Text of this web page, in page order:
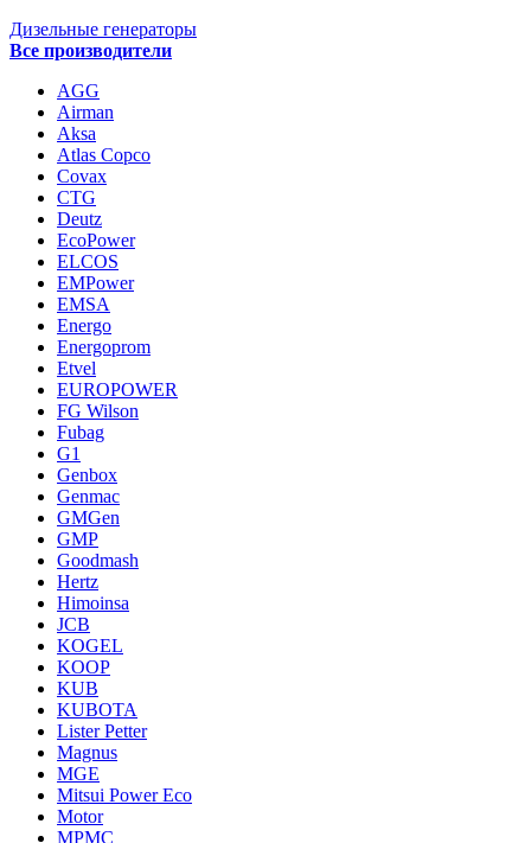
Дизельные генераторы
Все производители
AGG
Airman
Aksa
Atlas Copco
Covax
CTG
Deutz
EcoPower
ELCOS
EMPower
EMSA
Energo
Energoprom
Etvel
EUROPOWER
FG Wilson
Fubag
G1
Genbox
Genmac
GMGen
GMP
Goodmash
Hertz
Himoinsa
JCB
KOGEL
KOOP
KUB
KUBOTA
Lister Petter
Magnus
MGE
Mitsui Power Eco
Motor
MPMC